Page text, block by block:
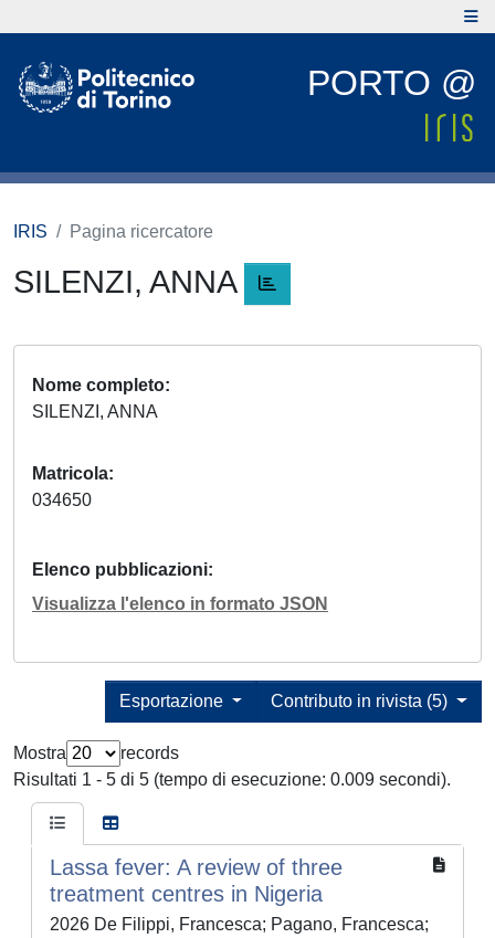
PORTO @
IRIS Pagina ricercatore
SILENZI, ANNA
Nome completo
SILENZI, ANNA
Matricola
034650
Elenco pubblicazioni
Visualizza l'elenco in formato JSON
Contributo in rivista (5)
Esportazione
Mostra
records
Risultati 1 - 5 di 5 (tempo di esecuzione: 0.009 secondi).
Lassa fever: A review of three
treatment centres in Nigeria
2026 De Filippi, Francesca; Pagano, Francesca;